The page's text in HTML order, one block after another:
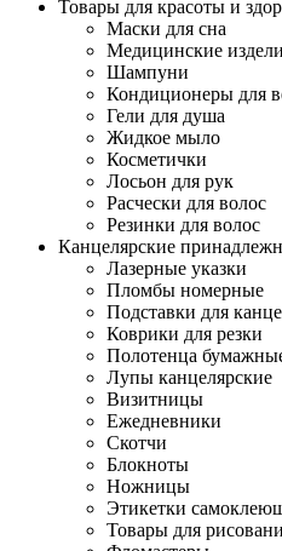
Товары для красоты и
Маски для сна
Медицинские
Шампуни
Кондиционеры для
Гели для душа
Жидкое мыло
Косметички
Лосьон для рук
Расчески для волос
Резинки для волос
Канцелярские
Лазерные указки
Пломбы номерные
Подставки для
Коврики для резки
Полотенца
Лупы канцелярские
Визитницы
Ежедневники
Скотчи
Блокноты
Ножницы
Этикетки
Товары для